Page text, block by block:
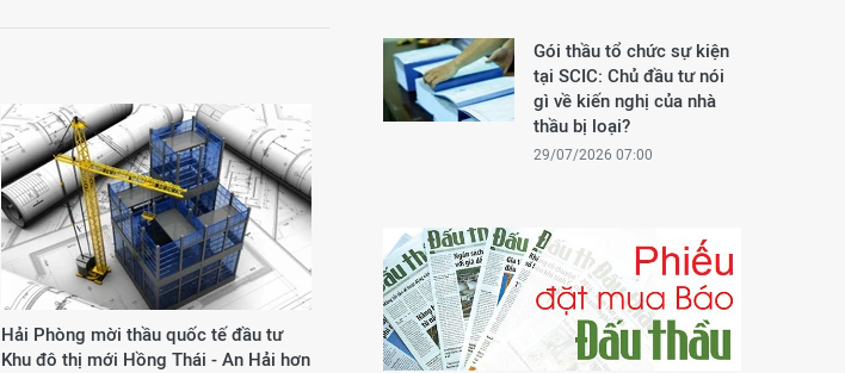
Hải Phòng mời thầu quốc tế đầu tư
Khu đô thị mới Hồng Thái - An Hải hơn
Gói thầu tổ chức sự kiện
tại SCIC: Chủ đầu tư nói
gì về kiến nghị của nhà
thầu bị loại?
29/07/2026 07:00